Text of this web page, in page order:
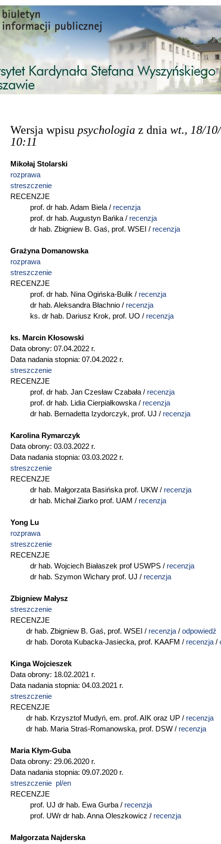
Przejdź do treści
Wersja wpisu psychologia z dnia wt., 18/
10:11
Mikołaj Stolarski
rozprawa
streszczenie
RECENZJE
prof. dr hab. Adam Biela / recenzja
prof. dr hab. Augustyn Bańka / recenzja
dr hab. Zbigniew B. Gaś, prof. WSEI / recenzja
Grażyna Domanowska
rozprawa
streszczenie
RECENZJE
prof. dr hab. Nina Ogińska-Bulik / recenzja
dr hab. Aleksandra Błachnio / recenzja
ks. dr hab. Dariusz Krok, prof. UO / recenzja
ks. Marcin Kłosowski
Data obrony: 07.04.2022 r.
Data nadania stopnia: 07.04.2022 r.
streszczenie
RECENZJE
prof. dr hab. Jan Czesław Czabała / recenzja
prof. dr hab. Lidia Cierpiałkowska / recenzja
dr hab. Bernadetta Izydorczyk, prof. UJ / recenzja
Karolina Rymarczyk
Data obrony: 03.03.2022 r.
Data nadania stopnia: 03.03.2022 r.
streszczenie
RECENZJE
dr hab. Małgorzata Basińska prof. UKW / recenzja
dr hab. Michał Ziarko prof. UAM / recenzja
Yong Lu
rozprawa
streszczenie
RECENZJE
dr hab. Wojciech Białaszek prof USWPS / recenzja
dr hab. Szymon Wichary prof. UJ / recenzja
Zbigniew Małysz
streszczenie
RECENZJE
dr hab. Zbigniew B. Gaś, prof. WSEI / recenzja / odpowiedź
dr hab. Dorota Kubacka-Jasiecka, prof. KAAFM / recenzja /
Kinga Wojcieszek
Data obrony: 18.02.2021 r.
Data nadania stopnia: 04.03.2021 r.
streszczenie
RECENZJE
dr hab. Krzysztof Mudyń, em. prof. AIK oraz UP / recenzja
dr hab. Maria Straś-Romanowska, prof. DSW / recenzja
Maria Kłym-Guba
Data obrony: 29.06.2020 r.
Data nadania stopnia: 09.07.2020 r.
streszczenie pl/en
RECENZJE
prof. UJ dr hab. Ewa Gurba / recenzja
prof. UWr dr hab. Anna Oleszkowicz / recenzja
Małgorzata Najderska